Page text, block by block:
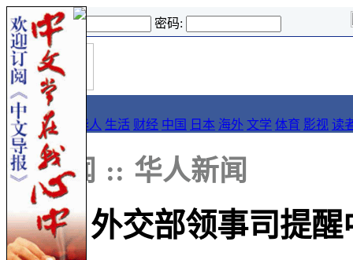
登录名: 密码:
首
页
导报
要闻 论坛 华人 生活 财经 中国 日本 海外 文学 体育 影视 读
:: 新闻 :: 华人新闻
外交部领事司提